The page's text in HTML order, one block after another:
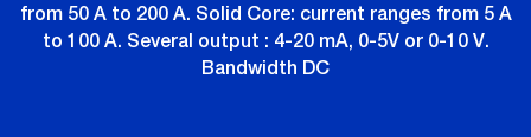
from 50 A to 200 A. Solid Core: current ranges from 5 A
to 100 A. Several output : 4-20 mA, 0-5V or 0-10 V.
Bandwidth DC